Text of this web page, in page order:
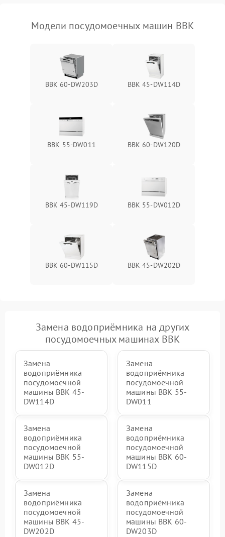
Модели посудомоечных машин BBK
BBK 60-DW203D BBK 45-DW114D
BBK 55-DW011 BBK 60-DW120D
BBK 45-DW119D BBK 55-DW012D
BBK 60-DW115D BBK 45-DW202D
Замена водоприёмника на других
посудомоечных машинах BBK
Замена
водоприёмника
посудомоечной
машины BBK 45-
DW114D
Замена
водоприёмника
посудомоечной
машины BBK 55-
DW011
Замена
водоприёмника
посудомоечной
машины BBK 55-
DW012D
Замена
водоприёмника
посудомоечной
машины BBK 60-
DW115D
Замена
водоприёмника
посудомоечной
машины BBK 45-
DW202D
Замена
водоприёмника
посудомоечной
машины BBK 60-
DW203D